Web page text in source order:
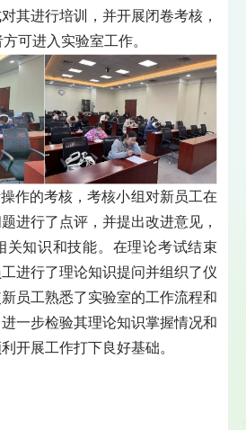
其进行培训，并开展闭卷考核，
可进入实验室工作。
作的考核，考核小组对新员工在
进行了点评，并提出改进意见，
关知识和技能。在理论考试结束
进行了理论知识提问并组织了仪
员工熟悉了实验室的工作流程和
一步检验其理论知识掌握情况和
开展工作打下良好基础。